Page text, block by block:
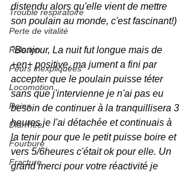
Trouble respiratoire
Perte de vitalité
Relation
Peurs inexpliquées
Locomotion
Reins
Diarrhée
Fourbure
Fracture
distendu alors qu'elle vient de mettre
son poulain au monde, c'est fascinant!)
"Bonjour, La nuit fut longue mais de
+en+ positive, ma jument a fini par
accepter que le poulain puisse téter
sans que j'intervienne je n'ai pas eu
besoin de continuer à la tranquillisera 3
heures je l'ai détachée et continuais à
la tenir pour que le petit puisse boire et
vers 5/6heures c'était ok pour elle. Un
grand merci pour votre réactivité je